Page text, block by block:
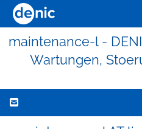
maintenance-l -
Wartungen,